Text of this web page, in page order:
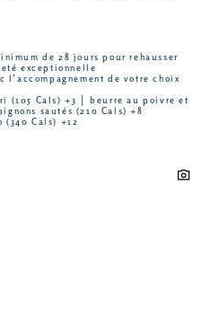
de 28 jours pour rehausser
exceptionnelle
l’accompagnement de votre choix
(105 Cals) +3 │ beurre au poivre et
sautés (210 Cals) +8
(340 Cals) +12